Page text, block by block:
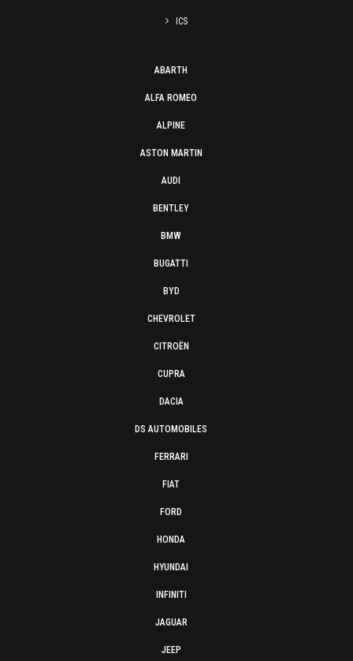
ICS
ABARTH
ALFA ROMEO
ALPINE
ASTON MARTIN
AUDI
BENTLEY
BMW
BUGATTI
BYD
CHEVROLET
CITROËN
CUPRA
DACIA
DS AUTOMOBILES
FERRARI
FIAT
FORD
HONDA
HYUNDAI
INFINITI
JAGUAR
JEEP